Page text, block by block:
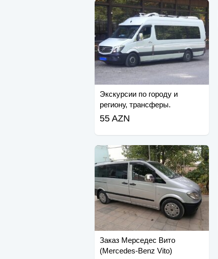
Экскурсии по городу и
региону, трансферы.
Спринтер.
55 AZN
Заказ Мерседес Вито
(Mercedes-Benz Vito)